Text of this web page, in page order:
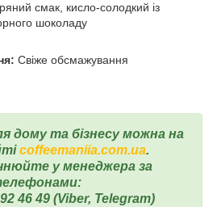
смак, кисло-солодкий із
шоколаду
Свіже обсмажування
дому та бізнесу можна на
coffeemaniia.com.ua.
у менеджера за
46 49 (Viber, Telegram)